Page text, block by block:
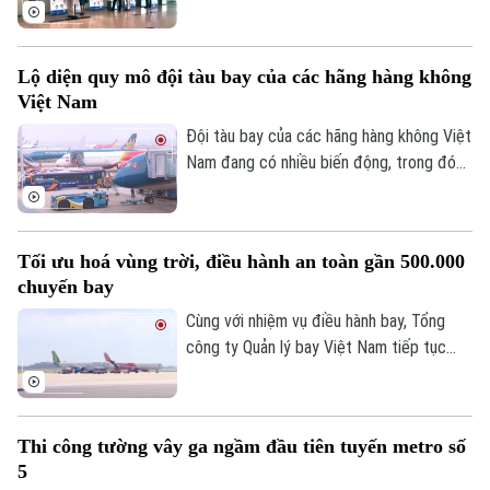
Tư vấn sức khỏe
Quần vợt
Golf
Sao
Điện ảnh
Thời trang
Âm nhạc
làm thủ tục hàng không tự động ngày
Lộ diện quy mô đội tàu bay của các hãng hàng không
Việt Nam
Đội tàu bay của các hãng hàng không Việt
Nam đang có nhiều biến động, trong đó
Tối ưu hoá vùng trời, điều hành an toàn gần 500.000
chuyến bay
Cùng với nhiệm vụ điều hành bay, Tổng
công ty Quản lý bay Việt Nam tiếp tục
Thi công tường vây ga ngầm đầu tiên tuyến metro số
5